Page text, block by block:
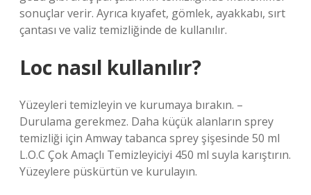
sonuçlar verir. Ayrıca kıyafet, gömlek, ayakkabı, sırt
çantası ve valiz temizliğinde de kullanılır.
Loc nasıl kullanılır?
Yüzeyleri temizleyin ve kurumaya bırakın. –
Durulama gerekmez. Daha küçük alanların sprey
temizliği için Amway tabanca sprey şişesinde 50 ml
L.O.C Çok Amaçlı Temizleyiciyi 450 ml suyla karıştırın.
Yüzeylere püskürtün ve kurulayın.